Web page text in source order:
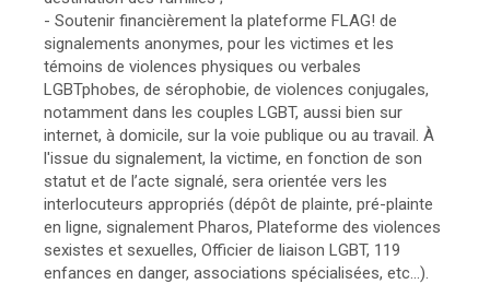
- Soutenir financièrement la plateforme FLAG! de
signalements anonymes, pour les victimes et les
témoins de violences physiques ou verbales
LGBTphobes, de sérophobie, de violences conjugales,
notamment dans les couples LGBT, aussi bien sur
internet, à domicile, sur la voie publique ou au travail. À
l'issue du signalement, la victime, en fonction de son
statut et de l’acte signalé, sera orientée vers les
interlocuteurs appropriés (dépôt de plainte, pré-plainte
en ligne, signalement Pharos, Plateforme des violences
sexistes et sexuelles, Officier de liaison LGBT, 119
enfances en danger, associations spécialisées, etc...).